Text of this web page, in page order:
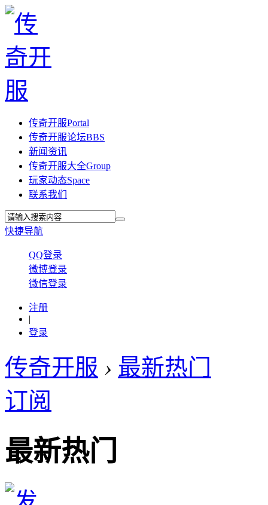
传奇开服Portal
传奇开服论坛BBS
新闻资讯
传奇开服大全Group
玩家动态Space
联系我们
快捷导航
QQ登录
微博登录
微信登录
注册
|
登录
传奇开服 › 最新热门
订阅
最新热门